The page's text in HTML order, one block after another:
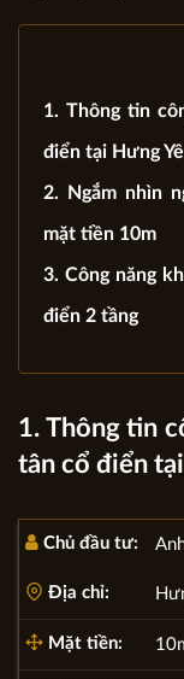
1. Thông tin
điển tại Hưng
2. Ngắm nhìn
mặt tiền 10m
3. Công năng
điển 2 tầng
1. Thông tin
tân cổ điển
Chủ đầu tư:
Địa chỉ:
Mặt tiền: